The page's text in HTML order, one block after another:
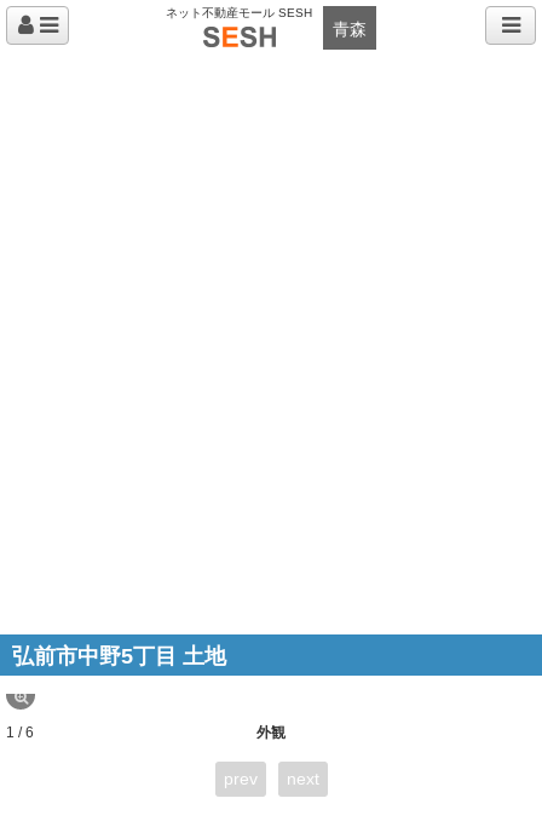
ネット不動産モール SESH
青森
弘前市中野5丁目 土地
外観
1 / 6
prev next